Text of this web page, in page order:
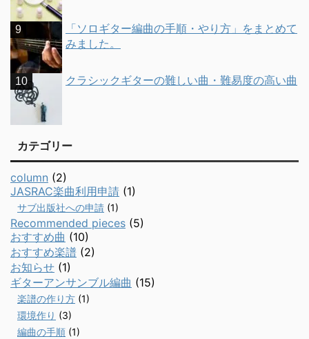
「ソロギター編曲の手順・やり方」をまとめて
みました。
クラシックギターの難しい曲・難易度の高い曲
カテゴリー
column (2)
JASRAC楽曲利用申請 (1)
サブ出版社への申請 (1)
Recommended pieces (5)
おすすめ曲 (10)
おすすめ楽譜 (2)
お知らせ (1)
ギターアンサンブル編曲 (15)
楽譜の作り方 (1)
環境作り (3)
編曲の手順 (1)